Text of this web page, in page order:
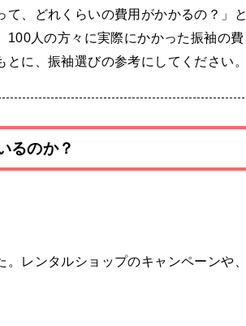
、どれくらいの費用がかかるの？」と
100人の方々に実際にかかった振袖の費
に、振袖選びの参考にしてください。
るのか？
レンタルショップのキャンペーンや、